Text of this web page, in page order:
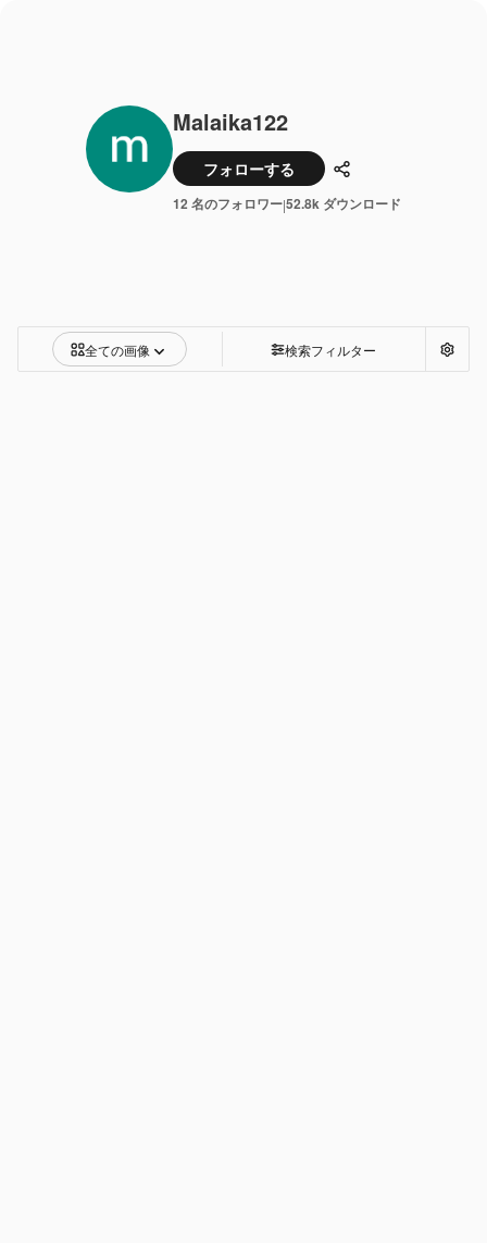
Malaika122
フォローする 共有
12 名のフォロワー|52.8k ダウンロード
全ての画像 検索フィルター